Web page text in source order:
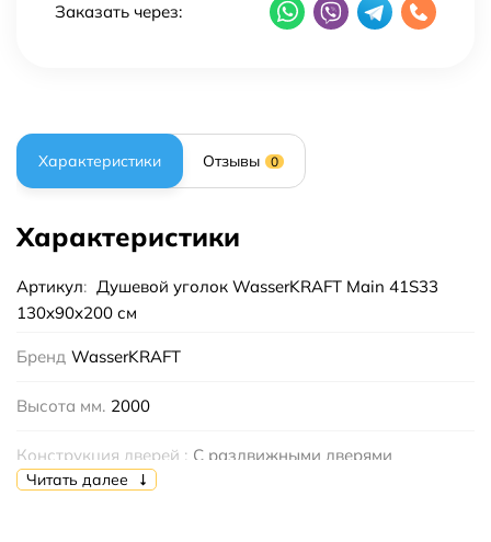
Заказать через:
Характеристики Отзывы 0
Характеристики
Артикул: Душевой уголок WasserKRAFT Main 41S33
130x90x200 см
Бренд WasserKRAFT
Высота мм. 2000
Конструкция дверей : С раздвижными дверями
Читать далее